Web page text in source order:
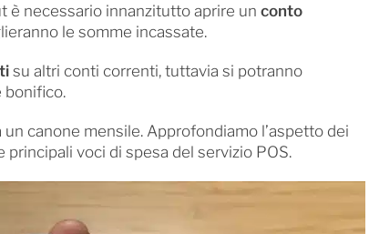
è necessario innanzitutto aprire un conto
le somme incassate.
su altri conti correnti, tuttavia si potranno
bonifico.
canone mensile. Approfondiamo l’aspetto dei
voci di spesa del servizio POS.